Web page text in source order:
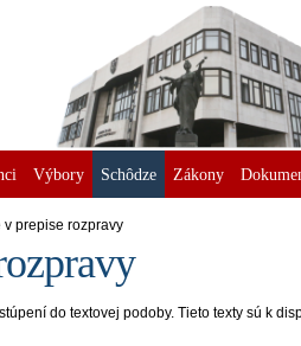
Výbory Schôdze Zákony
prepise rozpravy
do textovej podoby. Tieto texty sú k